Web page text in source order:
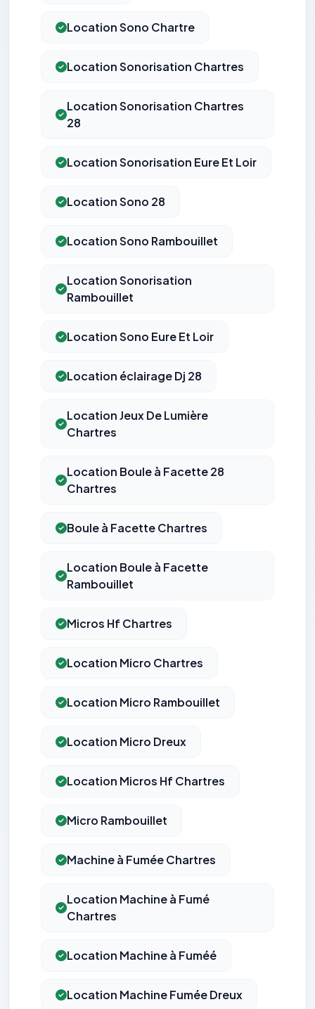
Location Sono Chartre
Location Sonorisation Chartres
Location Sonorisation Chartres
28
Location Sonorisation Eure Et Loir
Location Sono 28
Location Sono Rambouillet
Location Sonorisation
Rambouillet
Location Sono Eure Et Loir
Location éclairage Dj 28
Location Jeux De Lumière
Chartres
Location Boule à Facette 28
Chartres
Boule à Facette Chartres
Location Boule à Facette
Rambouillet
Micros Hf Chartres
Location Micro Chartres
Location Micro Rambouillet
Location Micro Dreux
Location Micros Hf Chartres
Micro Rambouillet
Machine à Fumée Chartres
Location Machine à Fumé
Chartres
Location Machine à Fuméé
Location Machine Fumée Dreux